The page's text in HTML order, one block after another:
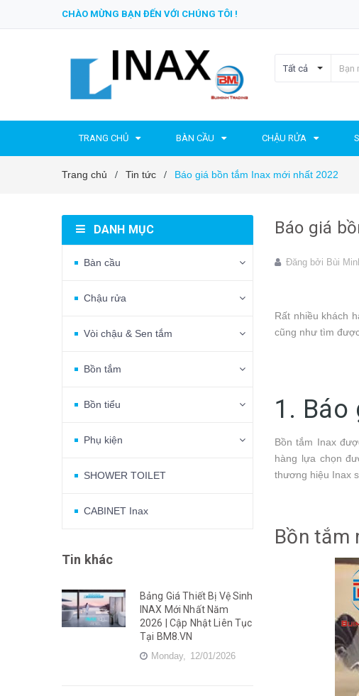
CHÀO MỪNG BẠN ĐẾN VỚI CHÚNG TÔI !
Tất cả
TRANG CHỦ BÀN CẦU CHẬU RỬA
Trang chủ / Tin tức / Báo giá bồn tắm Inax mới nhất 2022
Báo giá
Đăng bởi Bùi
Rất nhiều khách
cũng như tìm
1. Báo
Bồn tắm Inax
hàng lựa chọn
thương hiệu Inax
Bồn tắm
DANH MỤC
Bàn cầu
Chậu rửa
Vòi chậu & Sen tắm
Bồn tắm
Bồn tiểu
Phụ kiện
SHOWER TOILET
CABINET Inax
Tin khác
Bảng Giá Thiết Bị Vệ Sinh
INAX Mới Nhất Năm
2026 | Cập Nhật Liên Tục
Tại BM8.VN
Monday, 12/01/2026